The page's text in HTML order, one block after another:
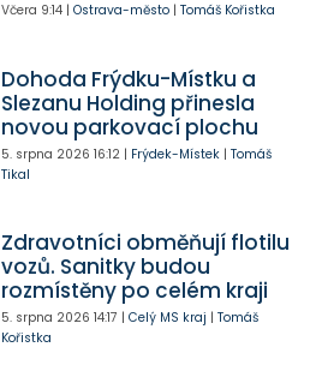
Včera 9:14| Ostrava-město| Tomáš Kořistka
Dohoda Frýdku-Místku a
Slezanu Holding přinesla
novou parkovací plochu
5. srpna 2026 16:12| Frýdek-Místek| Tomáš
Tikal
Zdravotníci obměňují flotilu
vozů. Sanitky budou
rozmístěny po celém kraji
5. srpna 2026 14:17 | Celý MS kraj | Tomáš
Kořistka